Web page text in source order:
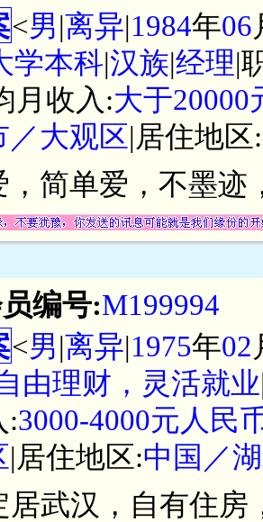
<男|离异|1984年06
学本科|汉族|经理|
月收入:大于20000
／大观区|居住地区:
，简单爱，不墨迹
编号:M199994
<男|离异|1975年02
由理财，灵活就业
:3000-4000元人民
|居住地区:中国／
居武汉，自有住